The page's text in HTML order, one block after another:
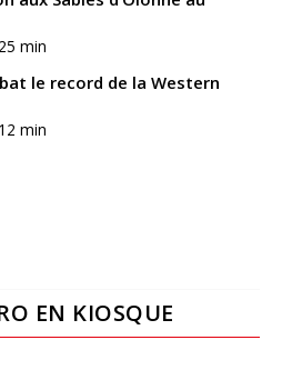
min
le record de la Western
min
EN KIOSQUE